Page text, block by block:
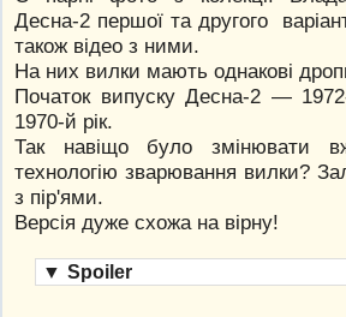
Десна-2 першої та другого
також відео з ними.
На них вилки мають однакові
Початок випуску Десна-2 —
1970-й рік.
Так навіщо було змінювати
технологію зварювання вилки?
з пір'ями.
Версія дуже схожа на вірну!
▼ Spoiler